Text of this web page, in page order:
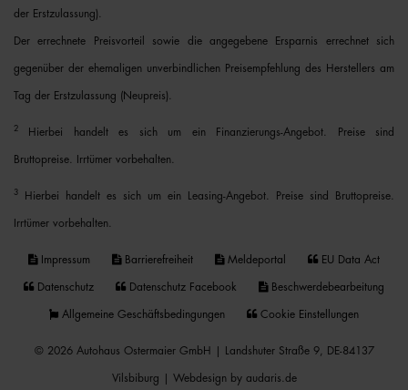
der Erstzulassung).
Der errechnete Preisvorteil sowie die angegebene Ersparnis errechnet sich
gegenüber der ehemaligen unverbindlichen Preisempfehlung des Herstellers am
Tag der Erstzulassung (Neupreis).
2 Hierbei handelt es sich um ein Finanzierungs-Angebot. Preise sind
Bruttopreise. Irrtümer vorbehalten.
3 Hierbei handelt es sich um ein Leasing-Angebot. Preise sind Bruttopreise.
Irrtümer vorbehalten.
Impressum Barrierefreiheit Meldeportal EU Data Act
Datenschutz Datenschutz Facebook Beschwerdebearbeitung
Allgemeine Geschäftsbedingungen Cookie Einstellungen
© 2026 Autohaus Ostermaier GmbH | Landshuter Straße 9, DE-84137
Vilsbiburg | Webdesign by audaris.de